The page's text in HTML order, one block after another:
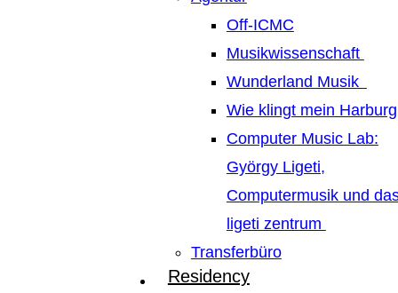
Off-ICMC
Musikwissenschaft
Wunderland Musik
Wie klingt mein Harburg
Computer Music Lab:
György Ligeti,
Computermusik und
ligeti zentrum
Transferbüro
Residency